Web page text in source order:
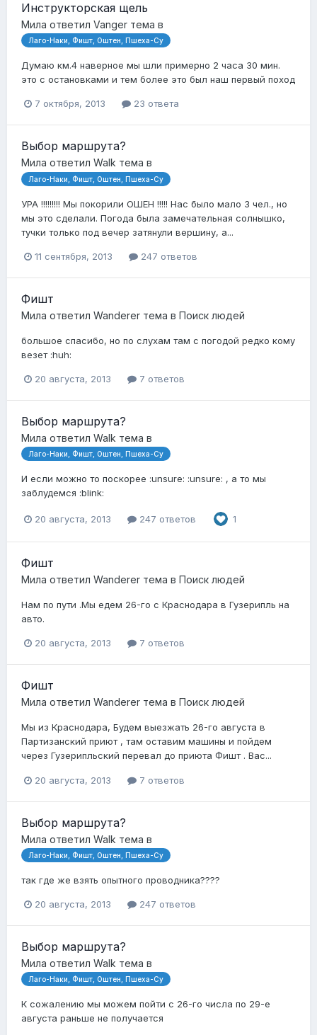
Инструкторская щель
Мила ответил Vanger тема в
Лаго-Наки, Фишт, Оштен, Пшеха-Су
Думаю км.4 наверное мы шли примерно 2 часа 30 мин.
это с остановками и тем более это был наш первый поход
7 октября, 2013 23 ответа
Выбор маршрута?
Мила ответил Walk тема в
Лаго-Наки, Фишт, Оштен, Пшеха-Су
УРА !!!!!!!!! Мы покорили ОШЕН !!!!! Нас было мало 3 чел., но
мы это сделали. Погода была замечательная солнышко,
тучки только под вечер затянули вершину, а...
11 сентября, 2013 247 ответов
Фишт
Мила ответил Wanderer тема в Поиск людей
большое спасибо, но по слухам там с погодой редко кому
везет :huh:
20 августа, 2013 7 ответов
Выбор маршрута?
Мила ответил Walk тема в
Лаго-Наки, Фишт, Оштен, Пшеха-Су
И если можно то поскорее :unsure: :unsure: , а то мы
заблудемся :blink:
20 августа, 2013 247 ответов 1
Фишт
Мила ответил Wanderer тема в Поиск людей
Нам по пути .Мы едем 26-го с Краснодара в Гузерипль на
авто.
20 августа, 2013 7 ответов
Фишт
Мила ответил Wanderer тема в Поиск людей
Мы из Краснодара, Будем выезжать 26-го августа в
Партизанский приют , там оставим машины и пойдем
через Гузерипльский перевал до приюта Фишт . Вас...
20 августа, 2013 7 ответов
Выбор маршрута?
Мила ответил Walk тема в
Лаго-Наки, Фишт, Оштен, Пшеха-Су
так где же взять опытного проводника????
20 августа, 2013 247 ответов
Выбор маршрута?
Мила ответил Walk тема в
Лаго-Наки, Фишт, Оштен, Пшеха-Су
К сожалению мы можем пойти с 26-го числа по 29-е
августа раньше не получается